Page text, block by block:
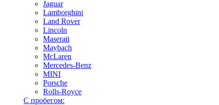
Jaguar
Lamborghini
Land Rover
Lincoln
Maserati
Maybach
McLaren
Mercedes-Benz
MINI
Porsche
Rolls-Royce
С пробегом: